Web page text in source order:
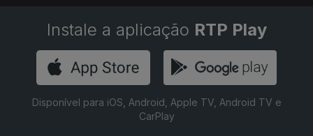
Instale a aplicação RTP Play
Disponível para iOS, Android, Apple TV, Android TV e
CarPlay